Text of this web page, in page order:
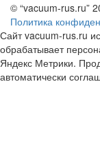
© “vacuum-rus.ru”
Политика
Сайт vacuum-rus.ru
обрабатывает
Яндекс Метрики.
автоматически